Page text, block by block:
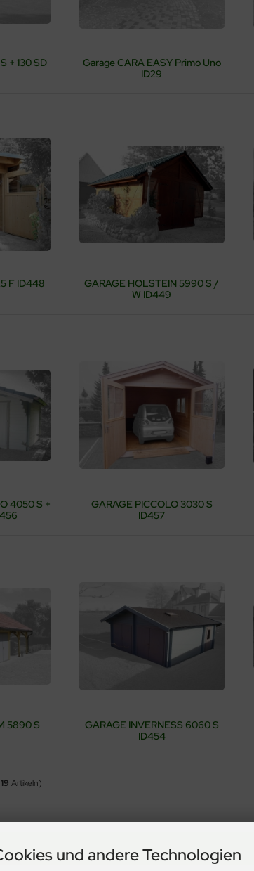
+ 130 SD
Garage CARA EASY Primo Uno
ID29
F ID448
GARAGE HOLSTEIN 5990 S /
W ID449
4050 S +
GARAGE PICCOLO 3030 S
ID457
5890 S
GARAGE INVERNESS 6060 S
ID454
19 Artikeln)
und andere Technologien